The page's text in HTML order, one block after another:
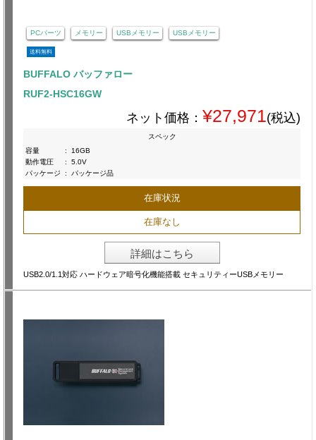
PCパーツ メモリー USBメモリー USBメモリー
送料無料
BUFFALO バッファロー
RUF2-HSC16GW
ネット価格： ¥27,971(税込)
スペック
容量
:
16GB
動作電圧
:
5.0V
パッケージ
: パッケージ品
在庫状況
在庫なし
詳細はこちら
USB2.0/1.1対応 ハードウェア暗号化機能搭載 セキュリティーUSBメモリー